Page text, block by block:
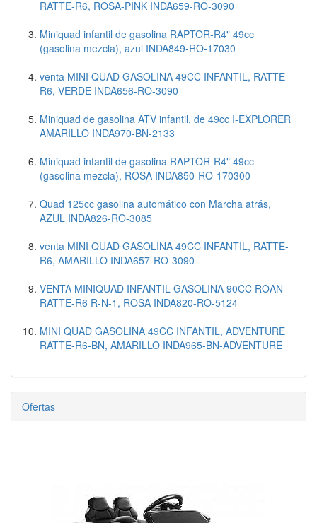
RATTE-R6, ROSA-PINK INDA659-RO-3090
Miniquad infantil de gasolina RAPTOR-R4" 49cc
(gasolina mezcla), azul INDA849-RO-17030
venta MINI QUAD GASOLINA 49CC INFANTIL, RATTE-
R6, VERDE INDA656-RO-3090
Miniquad de gasolina ATV infantil, de 49cc I-EXPLORER
AMARILLO INDA970-BN-2133
Miniquad infantil de gasolina RAPTOR-R4" 49cc
(gasolina mezcla), ROSA INDA850-RO-170300
Quad 125cc gasolina automático con Marcha atrás,
AZUL INDA826-RO-3085
venta MINI QUAD GASOLINA 49CC INFANTIL, RATTE-
R6, AMARILLO INDA657-RO-3090
VENTA MINIQUAD INFANTIL GASOLINA 90CC ROAN
RATTE-R6 R-N-1, ROSA INDA820-RO-5124
MINI QUAD GASOLINA 49CC INFANTIL, ADVENTURE
RATTE-R6-BN, AMARILLO INDA965-BN-ADVENTURE
Ofertas